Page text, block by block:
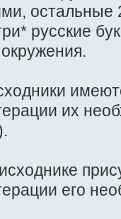
остальные
русские
их
его